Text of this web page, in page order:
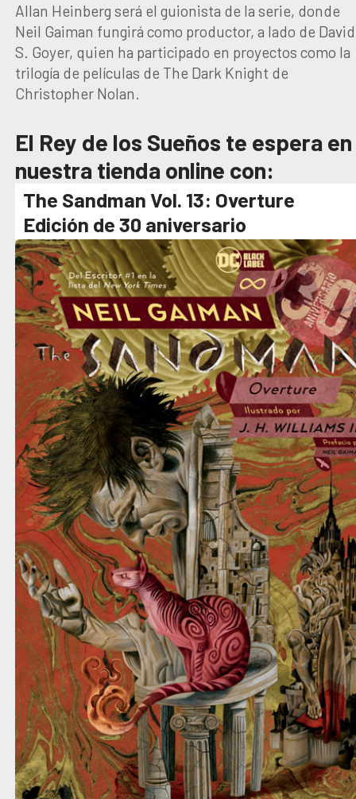
Allan Heinberg será el guionista de la serie, donde
Neil Gaiman fungirá como productor, a lado de David
S. Goyer, quien ha participado en proyectos como la
trilogía de películas de The Dark Knight de
Christopher Nolan.
El Rey de los Sueños te espera en
nuestra tienda online con:
The Sandman Vol. 13: Overture
Edición de 30 aniversario